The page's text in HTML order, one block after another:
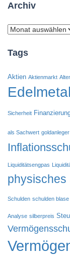
Archiv
Archiv
Tags
Aktien Aktienmarkt
Sicherheit
als Sachwert goldanleger
Liquiditätsengpas
physisches
Schulden schulden blase
Analyse silberpreis